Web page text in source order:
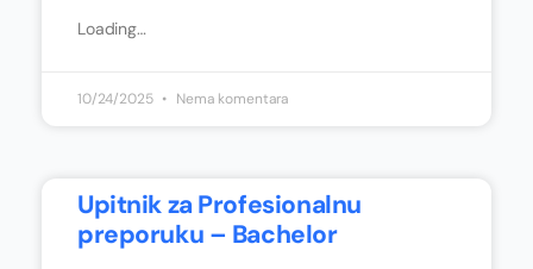
Loading…
10/24/2025 Nema komentara
Upitnik za Profesionalnu
preporuku – Bachelor